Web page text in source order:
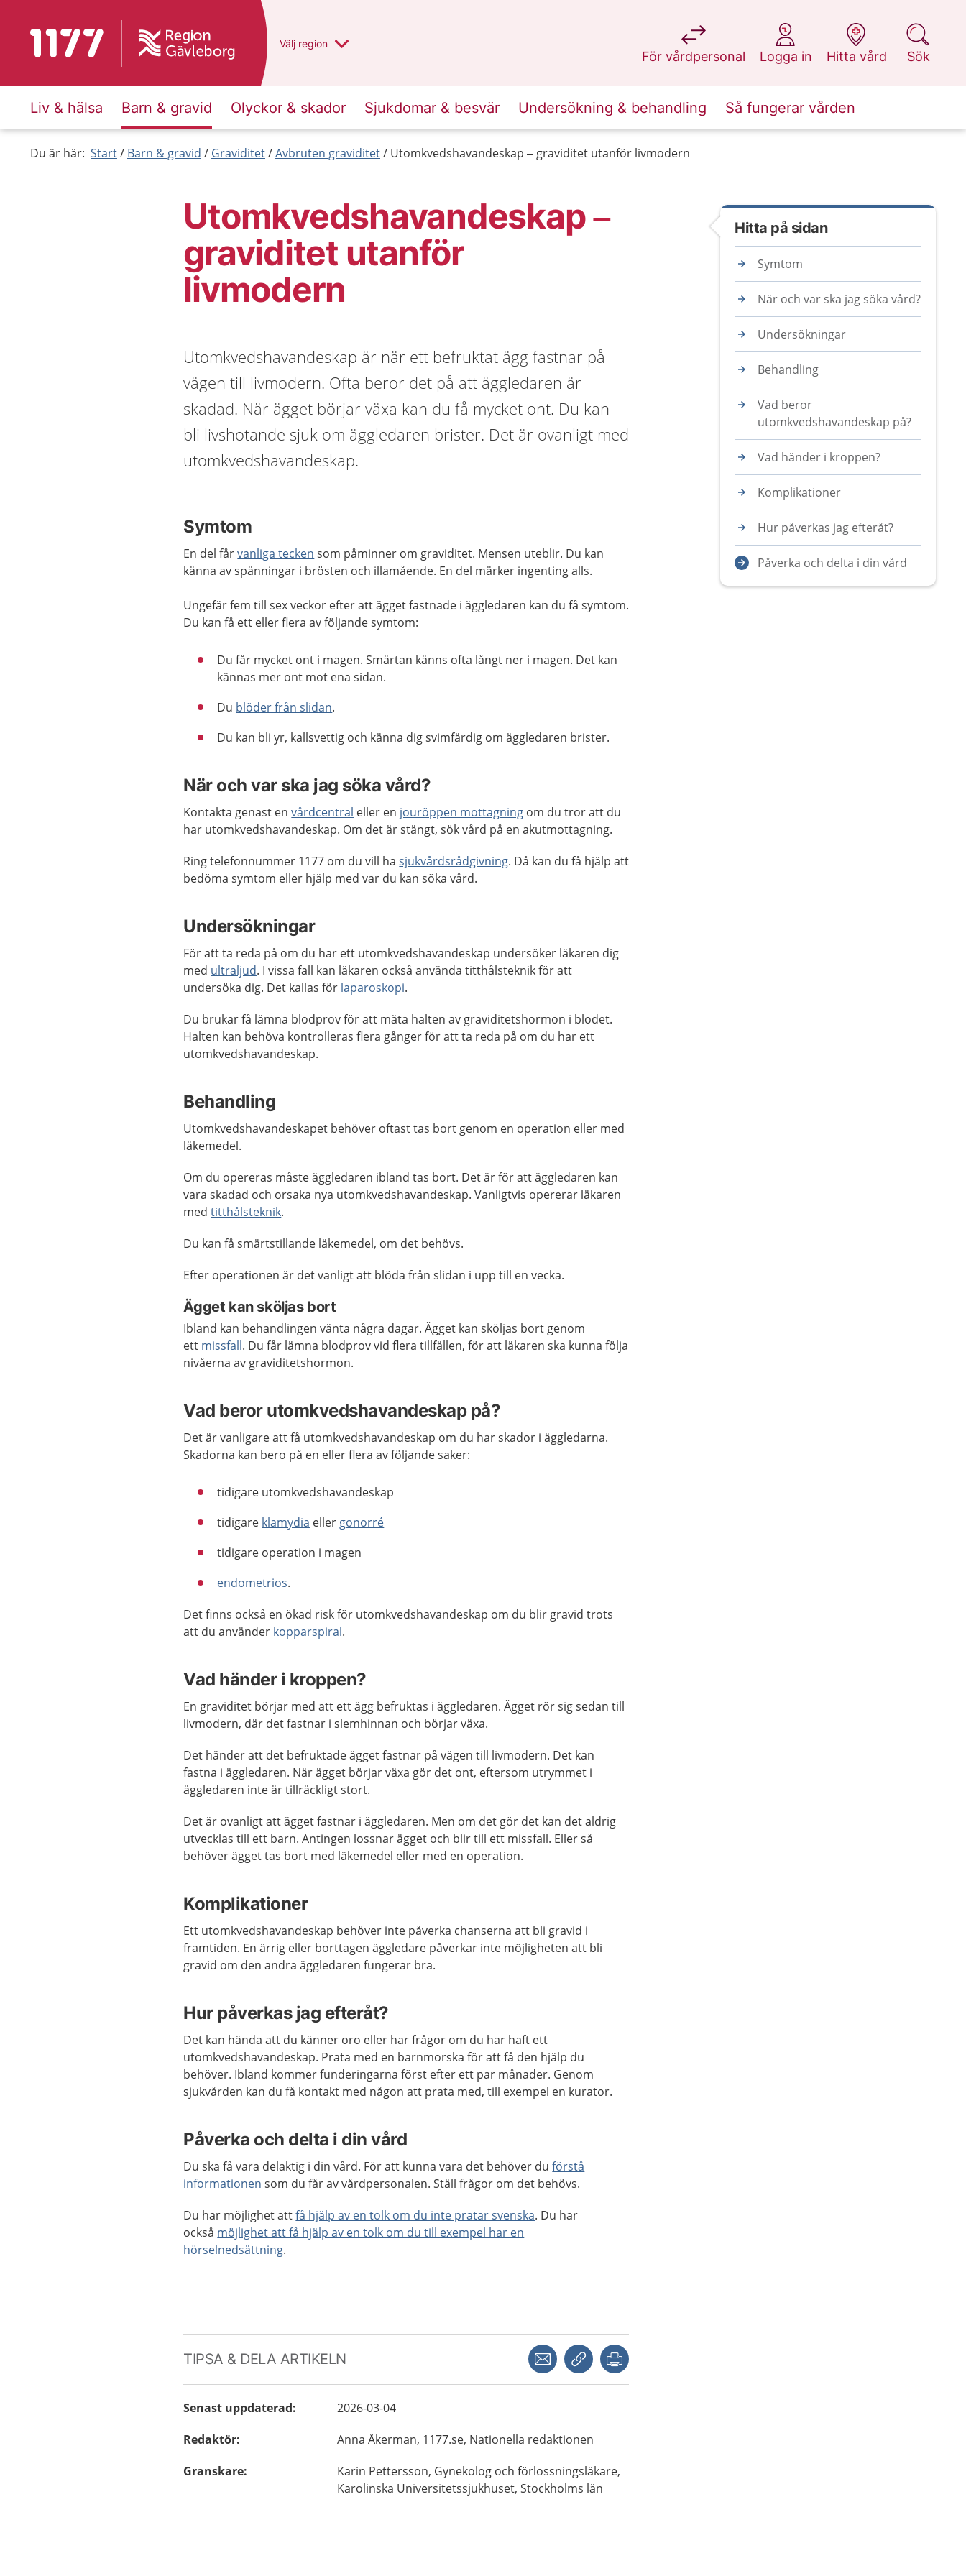
Till startsidan för 1177 Du har valt region
Välj en annan
region
För vårdpersonal
på 1177.se
Logga in
på 1177.se
Hitta vård
på 1177.se
Sök
på 1177.se
Liv & hälsa Barn & gravid Olyckor & skador Sjukdomar & besvär Undersökning & behandling Så fungerar vården
Du är här: Start Barn & gravid Graviditet Avbruten graviditet Utomkvedshavandeskap – graviditet utanför livmodern
Utomkvedshavandeskap –
graviditet utanför
livmodern
Utomkvedshavandeskap är när ett befruktat ägg fastnar på
vägen till livmodern. Ofta beror det på att äggledaren är
skadad. När ägget börjar växa kan du få mycket ont. Du kan
bli livshotande sjuk om äggledaren brister. Det är ovanligt med
utomkvedshavandeskap.
Symtom
En del fårvanliga tecken som påminner om graviditet. Mensen uteblir. Du kan
känna av spänningar i brösten och illamående. En del märker ingenting alls.
Ungefär fem till sex veckor efter att ägget fastnade i äggledaren kan du få symtom.
Du kan få ett eller flera av följande symtom:
Du får mycket ont i magen. Smärtan känns ofta långt ner i magen. Det kan
kännas mer ont mot ena sidan.
Du blöder från slidan.
Du kan bli yr, kallsvettig och känna dig svimfärdig om äggledaren brister.
När och var ska jag söka vård?
Kontakta genast envårdcentral eller en jouröppen mottagning om du tror att du
har utomkvedshavandeskap. Om det är stängt, sök vård på en akutmottagning.
Ring telefonnummer 1177 om du vill hasjukvårdsrådgivning. Då kan du få hjälp att
bedöma symtom eller hjälp med var du kan söka vård.
Undersökningar
För att ta reda på om du har ett utomkvedshavandeskap undersöker läkaren dig
med ultraljud. I vissa fall kan läkaren också använda titthålsteknik för att
undersöka dig. Det kallas för laparoskopi.
Du brukar få lämna blodprov för att mäta halten av graviditetshormon i blodet.
Halten kan behöva kontrolleras flera gånger för att ta reda på om du har ett
utomkvedshavandeskap.
Behandling
Utomkvedshavandeskapet behöver oftast tas bort genom en operation eller med
läkemedel.
Om du opereras måste äggledaren ibland tas bort. Det är för att äggledaren kan
vara skadad och orsaka nya utomkvedshavandeskap. Vanligtvis opererar läkaren
medtitthålsteknik.
Du kan få smärtstillande läkemedel, om det behövs.
Efter operationen är det vanligt att blöda från slidan i upp till en vecka.
Ägget kan sköljas bort
Ibland kan behandlingen vänta några dagar. Ägget kan sköljas bort genom
ett missfall. Du får lämna blodprov vid flera tillfällen, för att läkaren ska kunna följa
nivåerna av graviditetshormon.
Vad beror utomkvedshavandeskap på?
Det är vanligare att få utomkvedshavandeskap om du har skador i äggledarna.
Skadorna kan bero på en eller flera av följande saker:
tidigare utomkvedshavandeskap
tidigare klamydia eller gonorré
tidigare operation i magen
endometrios.
Det finns också en ökad risk för utomkvedshavandeskap om du blir gravid trots
att du använder kopparspiral.
Vad händer i kroppen?
En graviditet börjar med att ett ägg befruktas i äggledaren. Ägget rör sig sedan till
livmodern, där det fastnar i slemhinnan och börjar växa.
Det händer att det befruktade ägget fastnar på vägen till livmodern. Det kan
fastna i äggledaren. När ägget börjar växa gör det ont, eftersom utrymmet i
äggledaren inte är tillräckligt stort.
Det är ovanligt att ägget fastnar i äggledaren. Men om det gör det kan det aldrig
utvecklas till ett barn. Antingen lossnar ägget och blir till ett missfall. Eller så
behöver ägget tas bort med läkemedel eller med en operation.
Komplikationer
Ett utomkvedshavandeskap behöver inte påverka chanserna att bli gravid i
framtiden. En ärrig eller borttagen äggledare påverkar inte möjligheten att bli
gravid om den andra äggledaren fungerar bra.
Hur påverkas jag efteråt?
Det kan hända att du känner oro eller har frågor om du har haft ett
utomkvedshavandeskap. Prata med en barnmorska för att få den hjälp du
behöver. Ibland kommer funderingarna först efter ett par månader. Genom
sjukvården kan du få kontakt med någon att prata med, till exempel en kurator.
Påverka och delta i din vård
Du ska få vara delaktig i din vård. För att kunna vara det behöver duförstå
informationen som du får av vårdpersonalen. Ställ frågor om det behövs.
Du har möjlighet attfå hjälp av en tolk om du inte pratar svenska. Du har
också möjlighet att få hjälp av en tolk om du till exempel har en
hörselnedsättning.
TIPSA & DELA ARTIKELN Dela via mejlKopiera länk
Senast uppdaterad:
2026-03-04
Redaktör: Anna Åkerman, 1177.se, Nationella redaktionen
Granskare: Karin Pettersson, Gynekolog och förlossningsläkare,
Karolinska Universitetssjukhuset, Stockholms län
Hitta på sidan
Symtom
När och var ska jag söka vård?
Undersökningar
Behandling
Vad beror
utomkvedshavandeskap på?
Vad händer i kroppen?
Komplikationer
Hur påverkas jag efteråt?
Påverka och delta i din vård